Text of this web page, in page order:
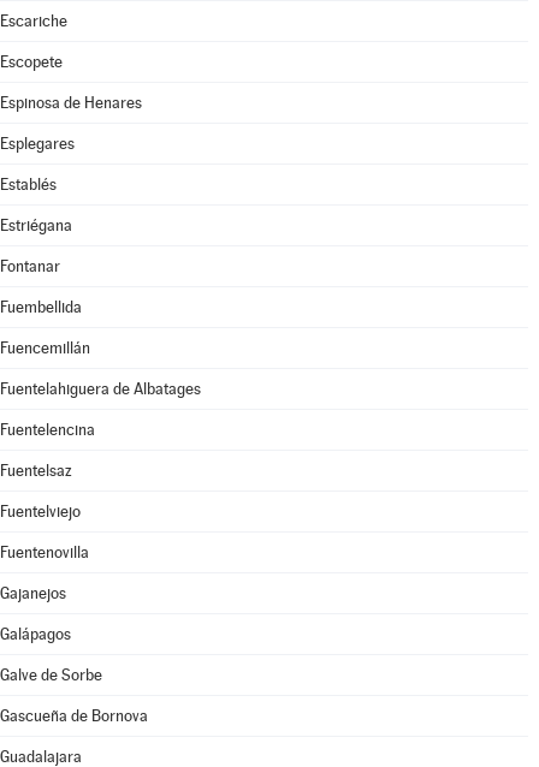
Escariche
Escopete
Espinosa de Henares
Esplegares
Establés
Estriégana
Fontanar
Fuembellida
Fuencemillán
Fuentelahiguera de Albatages
Fuentelencina
Fuentelsaz
Fuentelviejo
Fuentenovilla
Gajanejos
Galápagos
Galve de Sorbe
Gascueña de Bornova
Guadalajara